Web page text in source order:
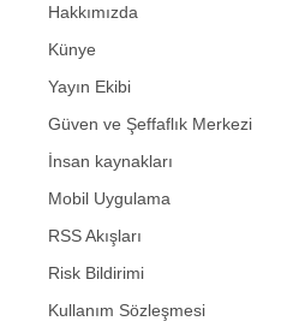
Hakkımızda
Künye
Yayın Ekibi
Güven ve Şeffaflık Merkezi
İnsan kaynakları
Mobil Uygulama
RSS Akışları
Risk Bildirimi
Kullanım Sözleşmesi